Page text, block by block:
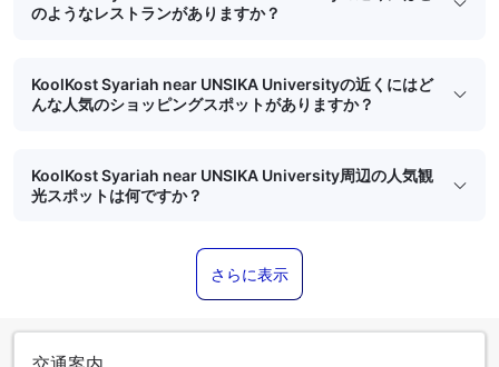
のようなレストランがありますか？
KoolKost Syariah near UNSIKA Universityの近くにはど
んな人気のショッピングスポットがありますか？
KoolKost Syariah near UNSIKA University周辺の人気観
光スポットは何ですか？
さらに表示